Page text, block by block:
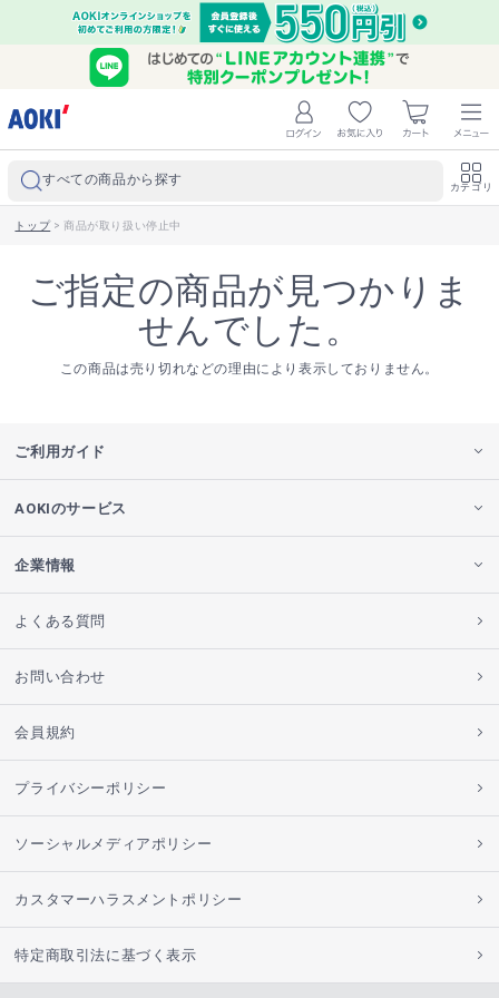
すべての商品から探す カテゴリ
トップ> 商品が取り扱い停止中
ご指定の商品が見つかりま
せんでした。
この商品は売り切れなどの理由により表示しておりません。
ご利用ガイド
AOKIのサービス
企業情報
よくある質問
お問い合わせ
会員規約
プライバシーポリシー
ソーシャルメディアポリシー
カスタマーハラスメントポリシー
特定商取引法に基づく表示